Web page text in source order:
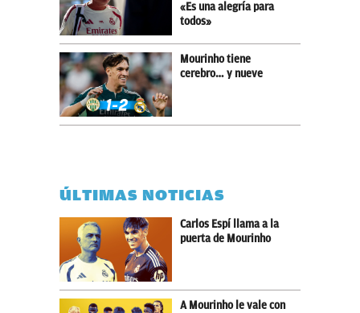
«Es una alegría para
todos»
Mourinho tiene
cerebro… y nueve
ÚLTIMAS NOTICIAS
Carlos Espí llama a la
puerta de Mourinho
A Mourinho le vale con